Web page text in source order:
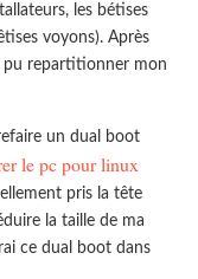
les bétises
voyons). Après
pu repartitionner mon
un dual boot
le pc pour linux
pris la tête
la taille de ma
ce dual boot dans